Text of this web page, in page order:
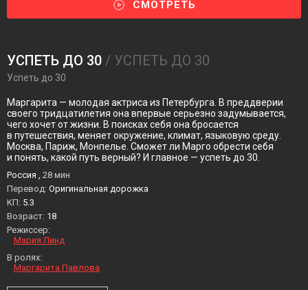
СМОТРЕТЬ
УСПЕТЬ ДО 30 / УСПЕТЬ ДО 30
Успеть до 30
Маргарита — молодая актриса из Петербурга. В преддверии
своего тридцатилетия она впервые серьезно задумывается,
чего хочет от жизни. В поисках себя она бросается
в путешествия, меняет окружение, климат, языковую среду.
Москва, Париж, Монпелье. Сможет ли Марго обрести себя
и понять, какой путь верный? И главное — успеть до 30.
Россия , 28 мин
Перевод: Оригинальная дорожка
KП: 5.3
Возраст: 18
Режиссер:
Мария Линд
В ролях:
Маргарита Павлова